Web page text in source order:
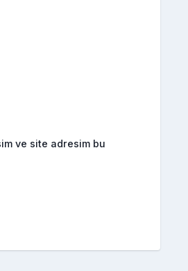
ve site adresim bu